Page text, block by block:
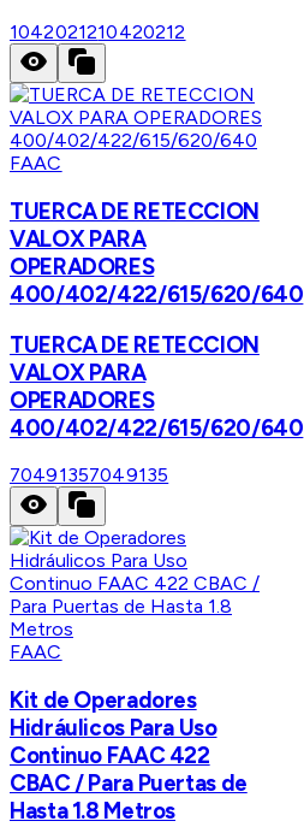
1042021210420212
FAAC
TUERCA DE RETECCION
VALOX PARA
OPERADORES
400/402/422/615/620/640
TUERCA DE RETECCION
VALOX PARA
OPERADORES
400/402/422/615/620/640
70491357049135
FAAC
Kit de Operadores
Hidráulicos Para Uso
Continuo FAAC 422
CBAC / Para Puertas de
Hasta 1.8 Metros